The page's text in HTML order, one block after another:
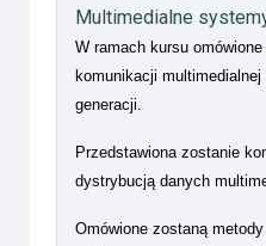
Multimedialne
W ramach kursu
komunikacji
generacji.
Przedstawiona zostanie
dystrybucją danych
Omówione zostaną